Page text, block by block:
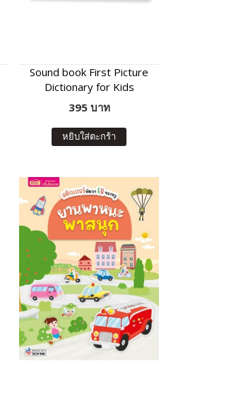
Sound book First Picture
Dictionary for Kids
395 บาท
หยิบใส่ตะกร้า